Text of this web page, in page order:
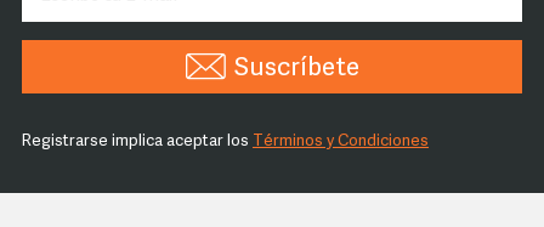
Suscríbete
Registrarse implica aceptar los Términos y Condiciones